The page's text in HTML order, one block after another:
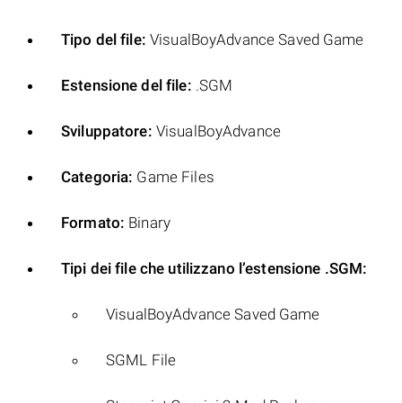
Tipo del file: VisualBoyAdvance Saved Game
Estensione del file: .SGM
Sviluppatore: VisualBoyAdvance
Categoria: Game Files
Formato: Binary
Tipi dei file che utilizzano l’estensione .SGM:
VisualBoyAdvance Saved Game
SGML File